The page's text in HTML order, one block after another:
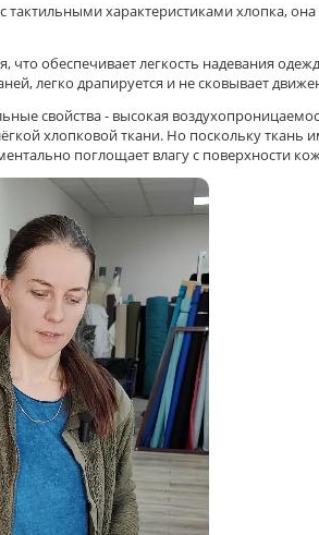
с тактильными характеристиками хлопка,
что обеспечивает легкость надевания
легко драпируется и не сковывает
свойства - высокая
хлопковой ткани. Но поскольку ткань
поглощает влагу с поверхности